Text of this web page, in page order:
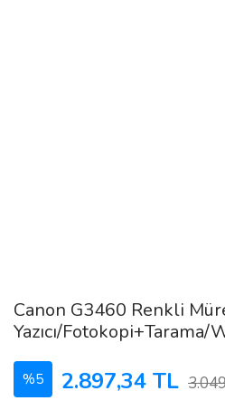
Canon G3460 Renkli
Yazıcı/
%5 2.897,34 TL